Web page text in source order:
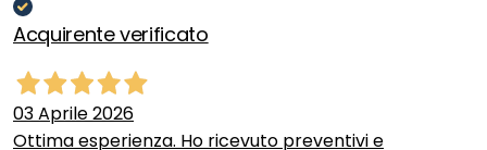
Acquirente verificato
03 Aprile 2026
Ottima esperienza. Ho ricevuto preventivi e